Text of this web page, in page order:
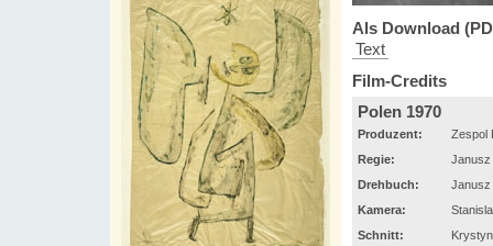
Als Download
Text
Film-Credits
Polen 1970
Produzent:
Zespol
Regie:
Janusz
Drehbuch:
Janusz
Kamera:
Schnitt: